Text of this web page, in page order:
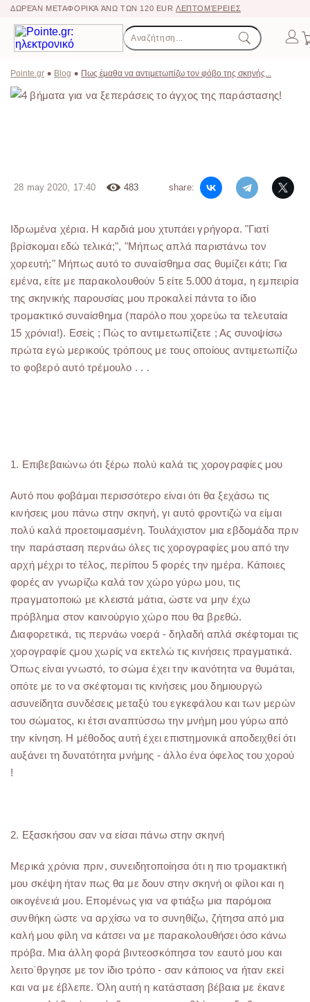
ΔΩΡΕΆΝ ΜΕΤΑΦΟΡΙΚΆ ΆΝΩ ΤΩΝ 120 EURΛΕΠΤΟΜΈΡΕΙΕΣ
Pointe.gr Blog Πως έμαθα να αντιμετωπίζω τον φόβο της σκηνής...
28 may 2020, 17:40 483 share:
Ιδρωμένα χέρια. Η καρδιά μου χτυπάει γρήγορα. "Γιατί
βρίσκομαι εδώ τελικά;", "Μήπως απλά παριστάνω τον
χορευτή;" Μήπως αυτό το συναίσθημα σας θυμίζει κάτι; Για
εμένα, είτε με παρακολουθούν 5 είτε 5.000 άτομα, η εμπειρία
της σκηνικής παρουσίας μου προκαλεί πάντα το ίδιο
τρομακτικό συναίσθημα (παρόλο που χορεύω τα τελευταία
15 χρόνια!). Εσείς ; Πώς το αντιμετωπίζετε ; Ας συνοψίσω
πρώτα εγώ μερικούς τρόπους με τους οποίους αντιμετωπίζω
το φοβερό αυτό τρέμουλο . . .
1. Επιβεβαιώνω ότι ξέρω πολύ καλά τις χορογραφίες μου
Αυτό που φοβάμαι περισσότερο είναι ότι θα ξεχάσω τις
κινήσεις μου πάνω στην σκηνή, γι αυτό φροντιζώ να είμαι
πολύ καλά προετοιμασμένη. Τουλάχιστον μια εβδομάδα πριν
την παράσταση περνάω όλες τις χορογραφίες μου από την
αρχή μέχρι το τέλος, περίπου 5 φορές την ημέρα. Κάποιες
φορές αν γνωρίζω καλά τον χώρο γύρω μου, τις
πραγματοποιώ με κλειστά μάτια, ώστε να μην έχω
πρόβλημα στον καινούργιο χώρο που θα βρεθώ.
Διαφορετικά, τις περνάω νοερά - δηλαδή απλά σκέφτομαι τις
χορογραφίε ςμου χωρίς να εκτελώ τις κινήσεις πραγματικά.
Όπως είναι γνωστό, το σώμα έχει την ικανότητα να θυμάται,
οπότε με το να σκέφτομαι τις κινήσεις μου δημιουργώ
ασυνείδητα συνδέσεις μεταξύ του εγκεφάλου και των μερών
του σώματος, κι έτσι αναπτύσσω την μνήμη μου γύρω από
την κίνηση. Η μέθοδος αυτή έχει επιστημονικά αποδειχθεί ότι
αυξάνει τη δυνατότητα μνήμης - άλλο ένα όφελος του χορού
!
2. Εξασκήσου σαν να είσαι πάνω στην σκηνή
Μερικά χρόνια πριν, συνειδητοποίησα ότι η πιο τρομακτική
μου σκέψη ήταν πως θα με δουν στην σκηνή οι φίλοι και η
οικογένειά μου. Επομένως για να φτιάξω μια παρόμοια
συνθήκη ώστε να αρχίσω να το συνηθίζω, ζήτησα από μια
καλή μου φίλη να κάτσει να με παρακολουθήσει όσο κάνω
πρόβα. Μια άλλη φορά βιντεοσκόπησα τον εαυτό μου και
λειτο΄θργησε με τον ίδιο τρόπο - σαν κάποιος να ήταν εκεί
και να με έβλεπε. Όλη αυτή η κατάσταση βέβαια με έκανε